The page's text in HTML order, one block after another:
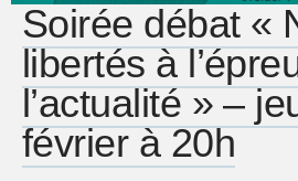
Soirée débat «
libertés à
l’actualité » –
février à 20h